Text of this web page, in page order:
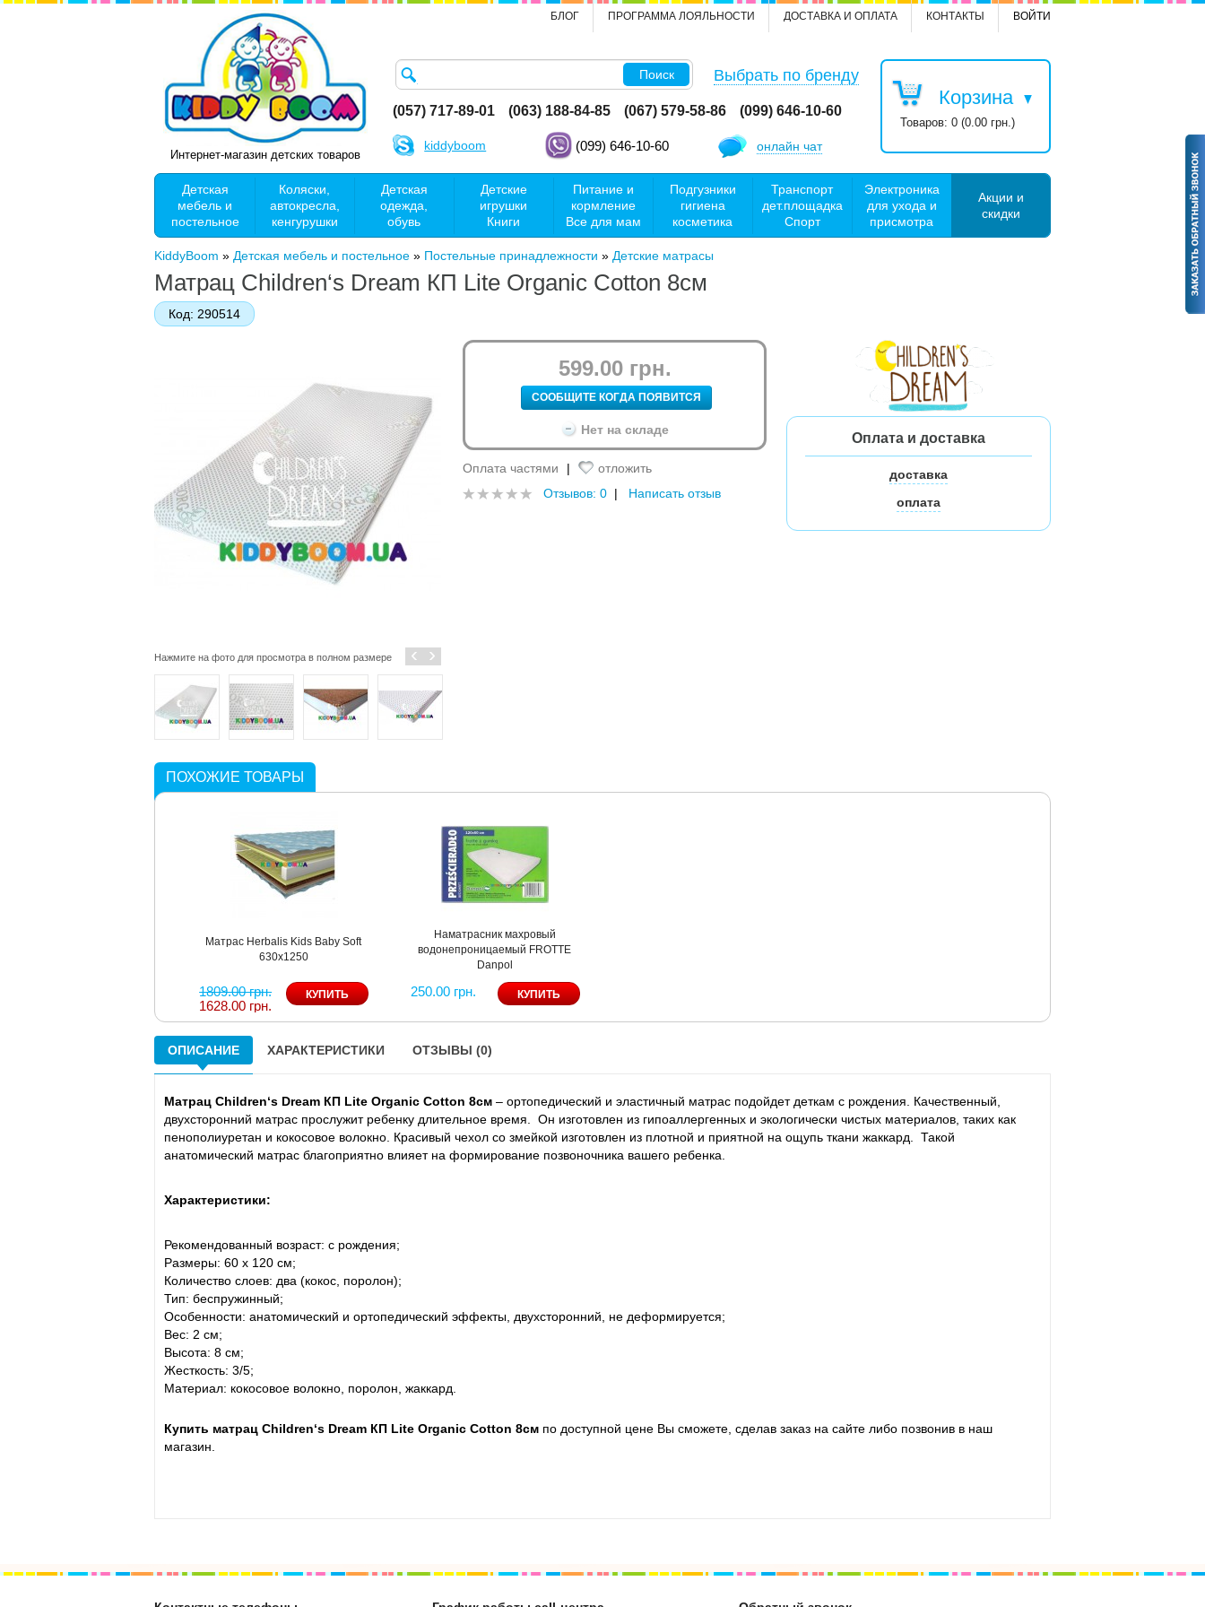
ВОЙТИ
КОНТАКТЫ
ДОСТАВКА И ОПЛАТА
ПРОГРАММА ЛОЯЛЬНОСТИ
БЛОГ
Интернет-магазин детских товаров
Поиск Выбрать по бренду
Корзина
Товаров: 0 (0.00 грн.)
(057) 717-89-01 (063) 188-84-85 (067) 579-58-86 (099) 646-10-60
kiddyboom (099) 646-10-60 онлайн чат
Детская
мебель и
постельное
Коляски,
автокресла,
кенгурушки
Детская
одежда,
обувь
Детские
игрушки
Книги
Питание и
кормление
Все для мам
Подгузники
гигиена
косметика
Транспорт
дет.площадка
Спорт
Электроника
для ухода и
присмотра
Акции и
скидки
KiddyBoom » Детская мебель и постельное » Постельные принадлежности » Детские матрасы
Матрац Children‘s Dream КП Lite Organic Cotton 8см
Код: 290514
Нажмите на фото для просмотра в полном размере ‹ ›
599.00 грн.
СООБЩИТЕ КОГДА ПОЯВИТСЯ
Нет на складе
Оплата частями |
отложить
Отзывов: 0 | Написать отзыв
Оплата и доставка
доставка
оплата
ПОХОЖИЕ ТОВАРЫ
Матрас Herbalis Kids Baby Soft
630x1250
1809.00 грн.
1628.00 грн.
Наматрасник махровый
водонепроницаемый FROTTE
Danpol
250.00 грн.
ОПИСАНИЕ ХАРАКТЕРИСТИКИ ОТЗЫВЫ (0)
Матрац Children‘s Dream КП Lite Organic Cotton 8см – ортопедический и эластичный матрас подойдет деткам с рождения. Качественный,
двухсторонний матрас прослужит ребенку длительное время. Он изготовлен из гипоаллергенных и экологически чистых материалов, таких как
пенополиуретан и кокосовое волокно. Красивый чехол со змейкой изготовлен из плотной и приятной на ощупь ткани жаккард. Такой
анатомический матрас благоприятно влияет на формирование позвоночника вашего ребенка.
Характеристики:
Рекомендованный возраст: с рождения;
Размеры: 60 х 120 см;
Количество слоев: два (кокос, поролон);
Тип: беспружинный;
Особенности: анатомический и ортопедический эффекты, двухсторонний, не деформируется;
Вес: 2 см;
Высота: 8 см;
Жесткость: 3/5;
Материал: кокосовое волокно, поролон, жаккард.
Купить матрац Children‘s Dream КП Lite Organic Cotton 8см по доступной цене Вы сможете, сделав заказ на сайте либо позвонив в наш
магазин.